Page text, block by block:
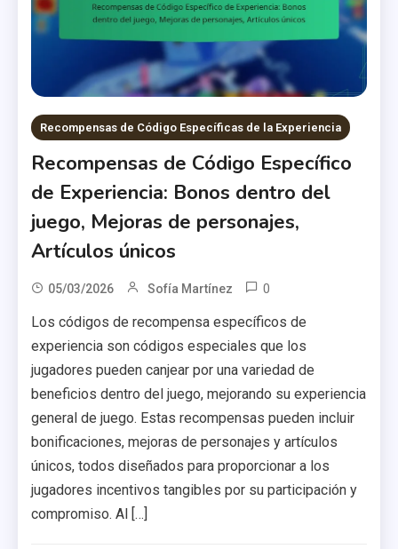
Recompensas de Código Específicas de la Experiencia
Recompensas de Código Específico
de Experiencia: Bonos dentro del
juego, Mejoras de personajes,
Artículos únicos
05/03/2026 Sofía Martínez 0
Los códigos de recompensa específicos de
experiencia son códigos especiales que los
jugadores pueden canjear por una variedad de
beneficios dentro del juego, mejorando su experiencia
general de juego. Estas recompensas pueden incluir
bonificaciones, mejoras de personajes y artículos
únicos, todos diseñados para proporcionar a los
jugadores incentivos tangibles por su participación y
compromiso. Al […]